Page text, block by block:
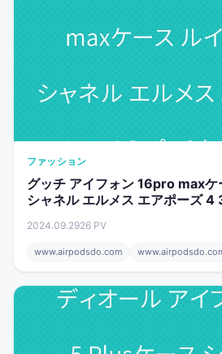
ファッション
グッチ アイフォン 16pro maxケ
シャネル エルメス エアポーズ 4
2024.09.2926 PV
www.airpodsdo.com